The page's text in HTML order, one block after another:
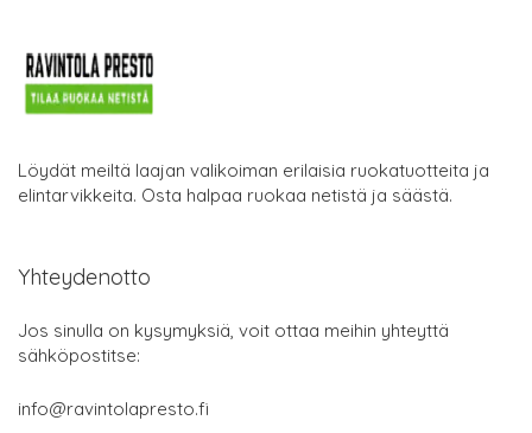
Löydät meiltä laajan valikoiman erilaisia ruokatuotteita ja
elintarvikkeita. Osta halpaa ruokaa netistä ja säästä.
Yhteydenotto
Jos sinulla on kysymyksiä, voit ottaa meihin yhteyttä
sähköpostitse:
info@ravintolapresto.fi